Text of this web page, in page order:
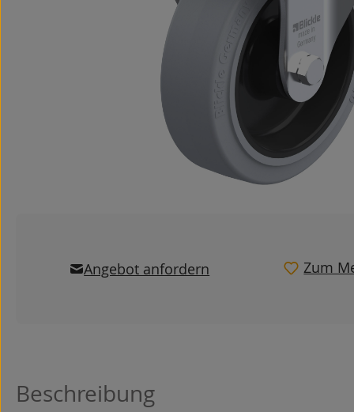
Angebot anfordern Zum
Beschreibung